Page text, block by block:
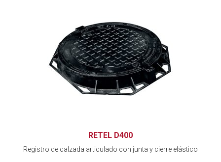
RETEL D400
Registro de calzada articulado con junta y cierre elástico